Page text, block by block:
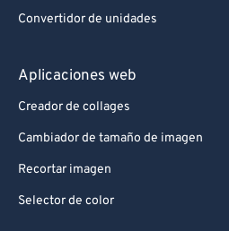
Convertidor de unidades
Aplicaciones web
Creador de collages
Cambiador de tamaño de imagen
Recortar imagen
Selector de color